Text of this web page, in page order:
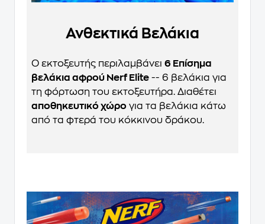
Ανθεκτικά Βελάκια
Ο εκτοξευτής περιλαμβάνει 6 Επίσημα
βελάκια αφρού Nerf Elite -- 6 βελάκια για
τη φόρτωση του εκτοξευτήρα. Διαθέτει
αποθηκευτικό χώρο για τα βελάκια κάτω
από τα φτερά του κόκκινου δράκου.